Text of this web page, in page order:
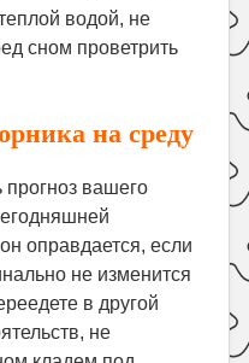
водой, не
сном проветрить
на среду
прогноз вашего
оправдается, если
не изменится
в другой
не